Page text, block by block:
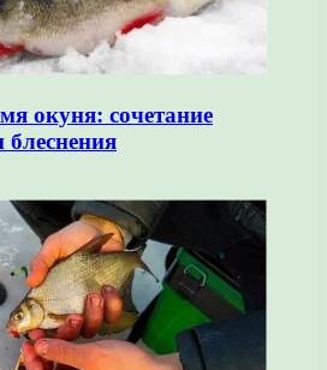
окуня: сочетание